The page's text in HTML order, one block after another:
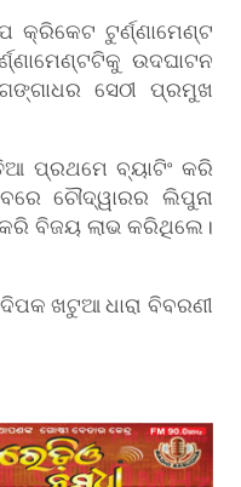
କ୍ରିକେଟ ଟୁର୍ଣ୍ଣାମେଣ୍ଟ
ଉଦଘାଟନ
ସେଠୀ ପ୍ରମୁଖ
ପ୍ରଥମେ ବ୍ୟାଟିଂ କରି
ଚୌଦ୍ୱାରର ଲିପୁନା
କରି ବିଜୟ ଲାଭ କରିଥିଲେ।
ଖଟୁଆ ଧାରା ବିବରଣୀ